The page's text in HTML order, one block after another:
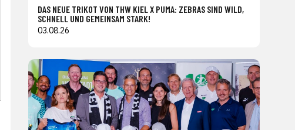
DAS NEUE TRIKOT VON THW KIEL X PUMA: ZEBRAS SIND WILD,
SCHNELL UND GEMEINSAM STARK!
03.08.26